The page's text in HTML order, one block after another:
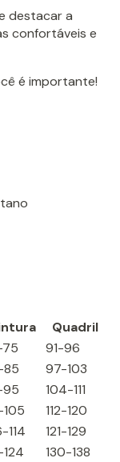
destacar a
confortáveis e
é importante!
Quadril
91-96
97-103
104-111
112-120
114
121-129
124
130-138